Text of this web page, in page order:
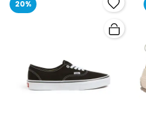
20%